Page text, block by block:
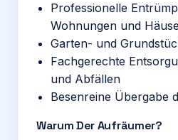
Professionelle
Wohnungen und
Garten- und
Fachgerechte
und Abfällen
Besenreine Übergabe
Warum Der Aufräumer?